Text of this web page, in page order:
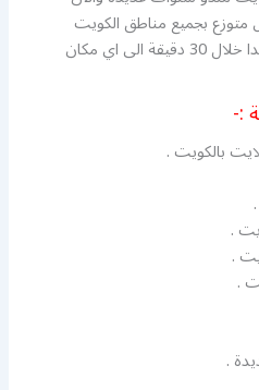
متوزع بجميع مناطق الكويت
ليتم خدمتكم بشكل سريع جدا خلال 30 دقيقة الى اي مكان
بالكويت .
.
.
.
.